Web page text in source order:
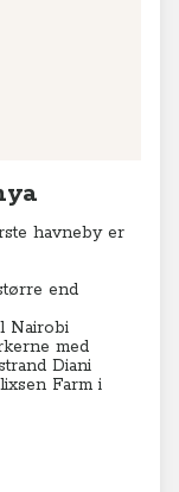
havneby er
end
Nairobi
med
Diani
Farm i